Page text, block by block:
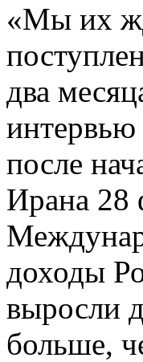
«Мы их
два
после
Ирана 28
доходы
выросли
больше,